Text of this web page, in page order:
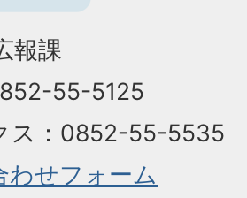
報課
55-5125
ス：0852-55-5535
わせフォーム